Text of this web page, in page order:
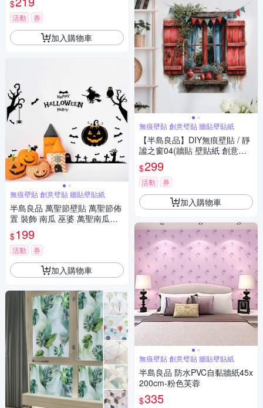
$
活動 券
加入購物車
無痕壁貼 創意璧貼 牆貼壁貼紙
半島良品 萬聖節壁貼 萬聖節佈
置 裝飾 南瓜 巫婆 萬聖南瓜燈S
K9093 60x90cm
$199
活動 券
加入購物車
無痕壁貼 創意璧貼 牆貼壁貼紙
【半島良品】DIY無痕壁貼 / 靜
謐之窗04(牆貼 壁貼紙 創意璧
貼)
$299
活動 券
加入購物車
無痕壁貼 創意璧貼 牆貼壁貼紙
半島良品 防水PVC自黏牆紙45x
200cm-粉色芙蓉
$335